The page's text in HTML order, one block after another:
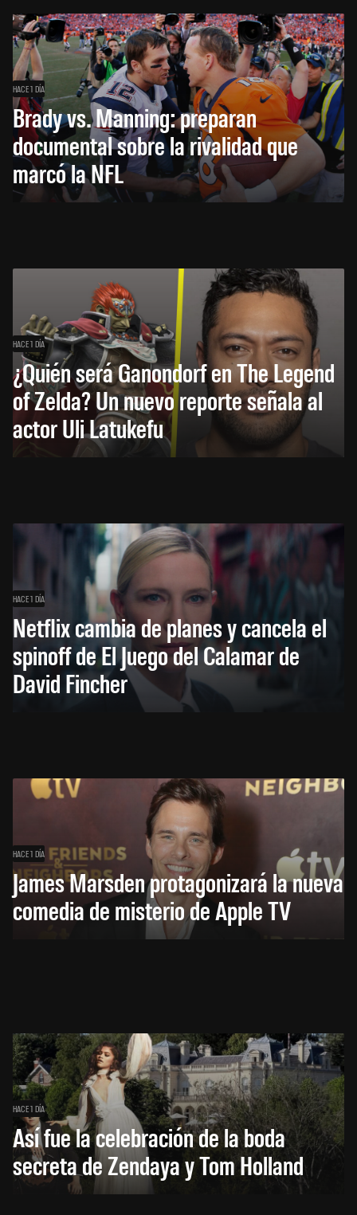
HACE 1 DÍA
Brady vs. Manning: preparan
documental sobre la rivalidad que
marcó la NFL
HACE 1 DÍA
¿Quién será Ganondorf en The Legend
of Zelda? Un nuevo reporte señala al
actor Uli Latukefu
HACE 1 DÍA
Netflix cambia de planes y cancela el
spinoff de El Juego del Calamar de
David Fincher
HACE 1 DÍA
James Marsden protagonizará la nueva
comedia de misterio de Apple TV
HACE 1 DÍA
Así fue la celebración de la boda
secreta de Zendaya y Tom Holland